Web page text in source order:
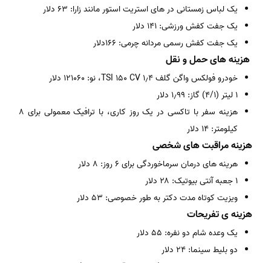
یک لباس زمستانی در های استریت استور مانند زارا: ۶۳ دلار
یک جفت کفش ورزشی: ۱۴۱ دلار
یک جفت کفش رسمی مردانه چرمی: ۱۶۶دلار
هزینه های حمل و نقل
خودرو فولکس واگن گلف ۱٫۴ TSI 150 CV، نو: ۱۲۱۰۶۰ دلار
۱ لیتر (۴/۱) گاز: ۱٫۹۹ دلار
هزینه سفر با تاکسی در یک روز کاری، با ترافیک معمولی برای ۸
کیلومتر: ۱۴ دلار
هزینه مراقبت های شخصی
هرینه های درمان سرماخوردگی برای ۶ روز: ۸ دلار
۱ جعبه آنتی بیوتیک: ۲۸ دلار
ویزیت کوتاه مدت دکتر به طور خصوصی: ۵۳ دلار
هزینه ی تفریحات
یک وعده شام دو نفره: ۵۵ دلار
دو بلیط سینما: ۲۴ دلار